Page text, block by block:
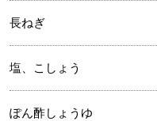
長ねぎ
塩、こしょう
ぽん酢しょうゆ